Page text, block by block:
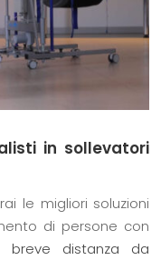
in sollevatori
le migliori soluzioni
di persone con
breve distanza da